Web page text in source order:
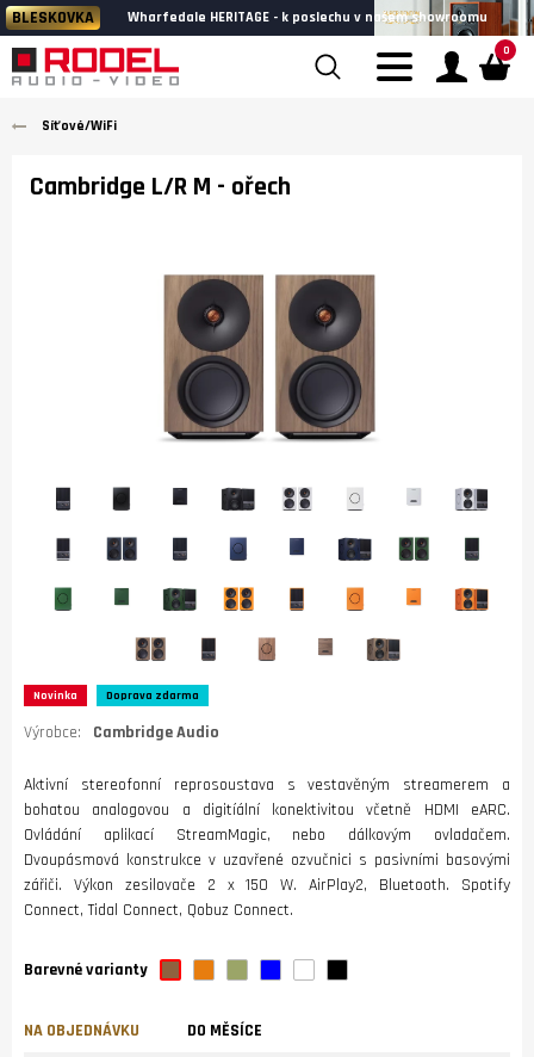
BLESKOVKA Wharfedale HERITAGE - k poslechu v našem showroomu
0
Síťové/WiFi
Cambridge L/R M - ořech
Novinka Doprava zdarma
Výrobce: Cambridge Audio
Aktivní stereofonní reprosoustava s vestavěným streamerem a
bohatou analogovou a digitíální konektivitou včetně HDMI eARC.
Ovládání aplikací StreamMagic, nebo dálkovým ovladačem.
Dvoupásmová konstrukce v uzavřené ozvučnici s pasivními basovými
zářiči. Výkon zesilovače 2 x 150 W. AirPlay2, Bluetooth. Spotify
Connect, Tidal Connect, Qobuz Connect.
Barevné varianty
NA OBJEDNÁVKU DO MĚSÍCE